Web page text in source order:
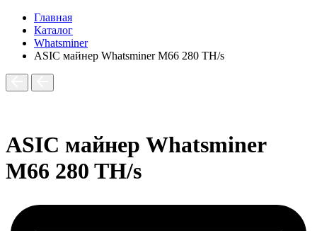
Главная
Каталог
Whatsminer
ASIC майнер Whatsminer M66 280 TH/s
ASIC майнер Whatsminer
M66 280 TH/s